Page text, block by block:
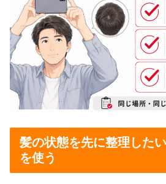
髪の状態を先に整理した
を使う